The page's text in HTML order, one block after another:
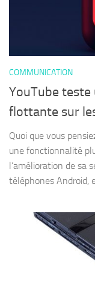
COMMUNICATION
YouTube
flottante sur
Quoi que vous
une fonctionnalité
l’amélioration de sa
téléphones Android,